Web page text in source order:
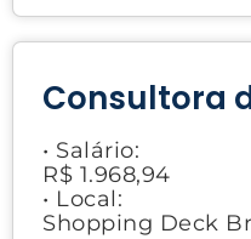
Consultora
• Salário:
R$ 1.968,94
• Local:
Shopping Deck